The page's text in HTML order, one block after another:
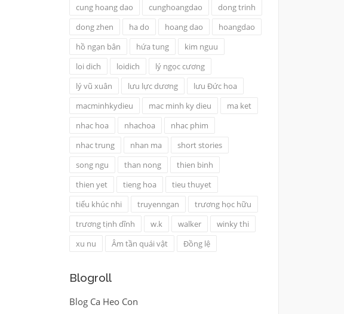
cung hoang dao
cunghoangdao
dong trinh
dong zhen
ha do hoang dao
hoangdao
hồ ngạn bân
hứa tung
kim nguu
loi dich
loidich
lý ngọc cương
lý vũ xuân
lưu lực dương
lưu Đức hoa
macminhkydieu
mac minh ky dieu
ma ket
nhac hoa
nhachoa
nhac phim
nhac trung
nhan ma
short stories
song ngu
than nong
thien binh
thien yet
tieng hoa
tieu thuyet
tiểu khúc nhi
truyenngan
trương học hữu
trương tịnh dĩnh
w.k walker
winky thi
xu nu
Âm tần quái vật Đồng lệ
Blogroll
Blog Ca Heo Con